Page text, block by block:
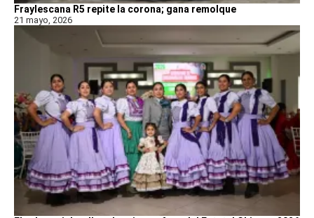
Fraylescana R5 repite la corona; gana remolque
21 mayo, 2026